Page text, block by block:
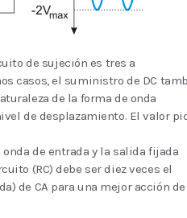
de sujeción es tres a
casos, el suministro de DC
de la forma de onda
de desplazamiento. El valor
de entrada y la salida fijada
(RC) debe ser diez veces el
de CA para una mejor acción de